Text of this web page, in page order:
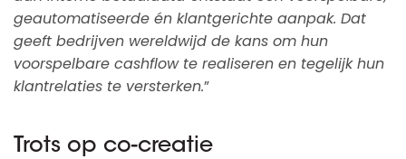
geautomatiseerde én klantgerichte aanpak. Dat
geeft bedrijven wereldwijd de kans om hun
voorspelbare cashflow te realiseren en tegelijk hun
klantrelaties te versterken.”
Trots op co-creatie